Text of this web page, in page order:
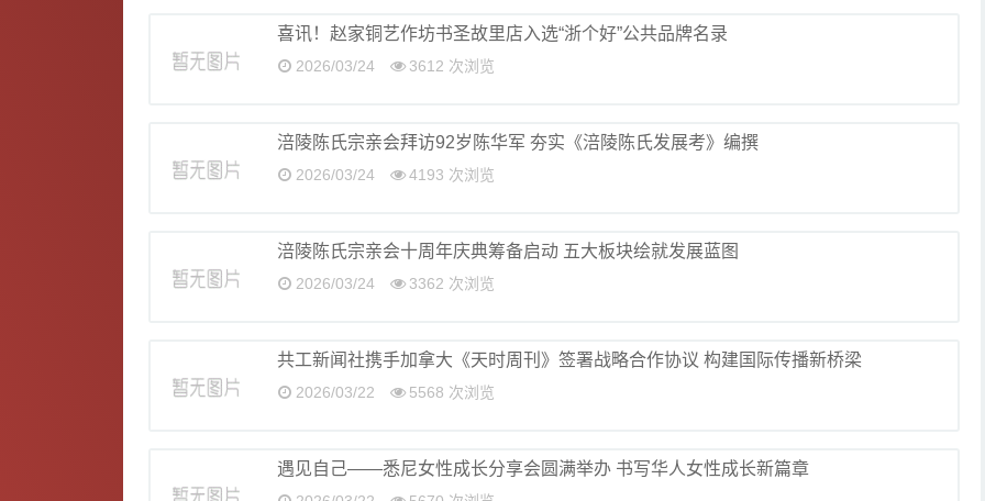
喜讯！赵家铜艺作坊书圣故里店入选“浙个好”公共品牌名录
2026/03/24 3612 次浏览
涪陵陈氏宗亲会拜访92岁陈华军 夯实《涪陵陈氏发展考》编撰
2026/03/24 4193 次浏览
涪陵陈氏宗亲会十周年庆典筹备启动 五大板块绘就发展蓝图
2026/03/24 3362 次浏览
共工新闻社携手加拿大《天时周刊》签署战略合作协议 构建国际传播新桥梁
2026/03/22 5568 次浏览
遇见自己——悉尼女性成长分享会圆满举办 书写华人女性成长新篇章